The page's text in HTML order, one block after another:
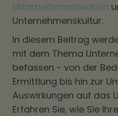
Mitarbeitermotivation
Unternehmenskultur.
In diesem Beitrag
mit dem Thema
befassen - von der
Ermittlung bis hin zur
Auswirkungen auf das
Erfahren Sie, wie Sie